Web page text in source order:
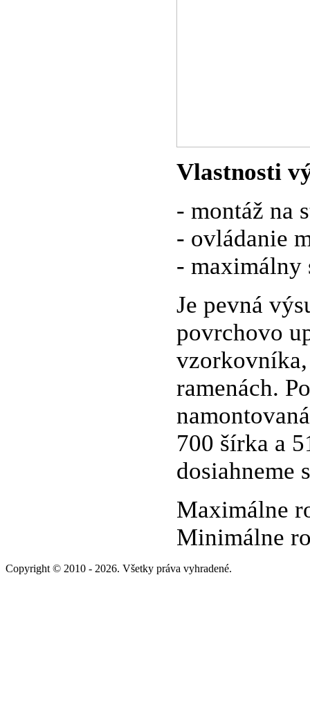
Vlastnosti
- montáž na
- ovládanie
- maximálny
Je pevná
povrchovo
ramenách.
700 šírka a
dosiahneme
Maximálne
Minimálne
Copyright © 2010 - 2026. Všetky práva vyhradené.